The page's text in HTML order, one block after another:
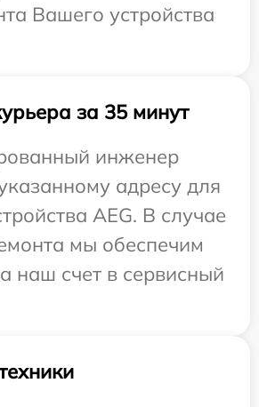
Вашего устройства
за 35 минут
инженер
адресу для
AEG. В случае
мы обеспечим
наш счет в сервисный